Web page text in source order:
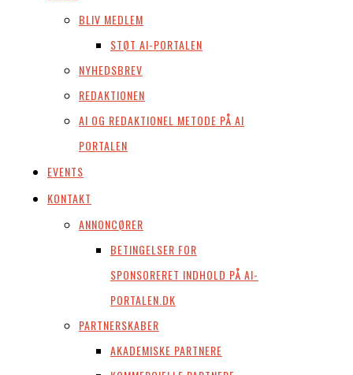
BLIV MEDLEM
STØT AI-PORTALEN
NYHEDSBREV
REDAKTIONEN
AI OG REDAKTIONEL METODE PÅ AI
PORTALEN
EVENTS
KONTAKT
ANNONCØRER
BETINGELSER FOR
SPONSORERET INDHOLD PÅ AI-
PORTALEN.DK
PARTNERSKABER
AKADEMISKE PARTNERE